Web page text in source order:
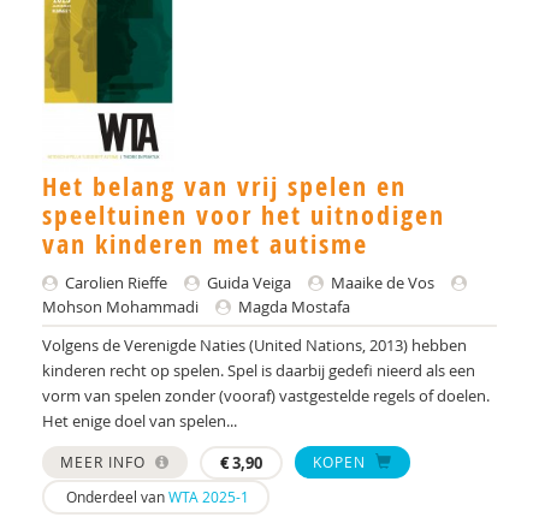
I. Breetvelt
Iris Brinkhof
Ellen van den Broek
Hans van Dalen
J.G.T van Dalen
L. de Sonneville
Willy De Weerdt
Steven Degrieck
Marielle Dekker
Paula Dekkers-Verbon
Martine F. Delfos
Het belang van vrij spelen en
speeltuinen voor het uitnodigen
van kinderen met autisme
Carolien Rieffe Guida Veiga
Maaike de Vos
Mohson Mohammadi
Magda Mostafa
Volgens de Verenigde Naties (United Nations, 2013) hebben
kinderen recht op spelen. Spel is daarbij gedefi nieerd als een
vorm van spelen zonder (vooraf) vastgestelde regels of doelen.
Het enige doel van spelen...
MEER INFO €3,90
KOPEN
Onderdeel vanWTA 2025-1